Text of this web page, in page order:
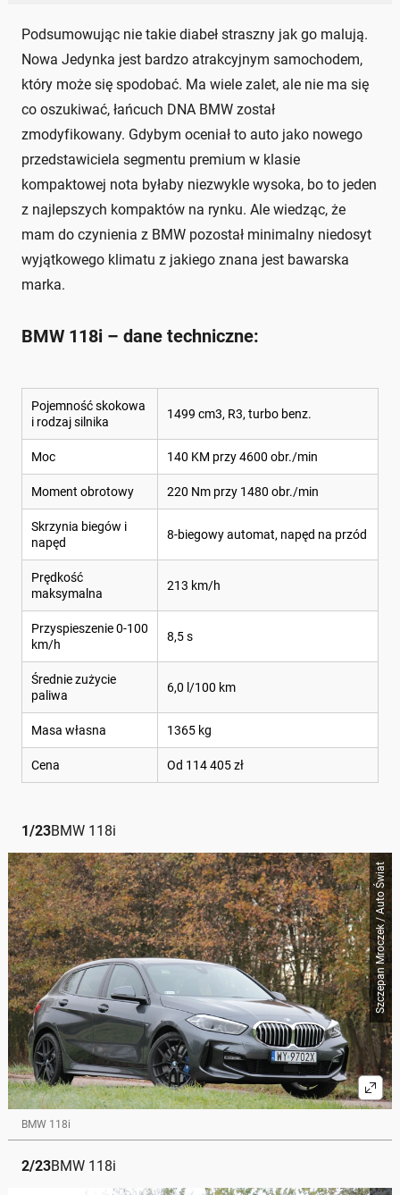
Podsumowując nie takie diabeł straszny jak go malują.
Nowa Jedynka jest bardzo atrakcyjnym samochodem,
który może się spodobać. Ma wiele zalet, ale nie ma się
co oszukiwać, łańcuch DNA BMW został
zmodyfikowany. Gdybym oceniał to auto jako nowego
przedstawiciela segmentu premium w klasie
kompaktowej nota byłaby niezwykle wysoka, bo to jeden
z najlepszych kompaktów na rynku. Ale wiedząc, że
mam do czynienia z BMW pozostał minimalny niedosyt
wyjątkowego klimatu z jakiego znana jest bawarska
marka.
BMW 118i – dane techniczne:
Pojemność skokowa
i rodzaj silnika
1499 cm3, R3, turbo benz.
Moc 140 KM przy 4600 obr./min
Moment obrotowy 220 Nm przy 1480 obr./min
Skrzynia biegów i
napęd
8-biegowy automat, napęd na przód
Prędkość
maksymalna
213 km/h
Przyspieszenie 0-100
km/h
8,5 s
Średnie zużycie
paliwa
6,0 l/100 km
Masa własna 1365 kg
Cena Od 114 405 zł
1/23BMW 118i
Szczepan Mroczek / Auto Świat
BMW 118i
2/23BMW 118i